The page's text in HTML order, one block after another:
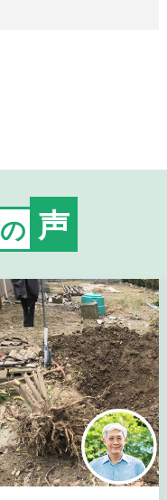
の 声